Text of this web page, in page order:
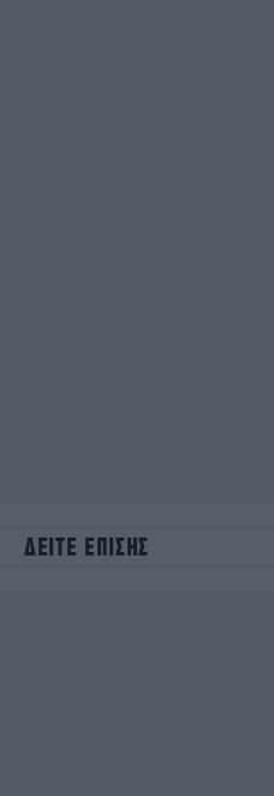
ΔΕΙΤΕ ΕΠΙΣΗΣ